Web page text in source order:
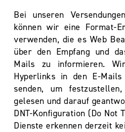
Bei unseren
können wir eine Format-
verwenden, die es Web
über den Empfang und
Mails zu informieren.
Hyperlinks in den E-
senden, um
gelesen und darauf
DNT-Konfiguration (Do Not
Dienste erkennen derzeit